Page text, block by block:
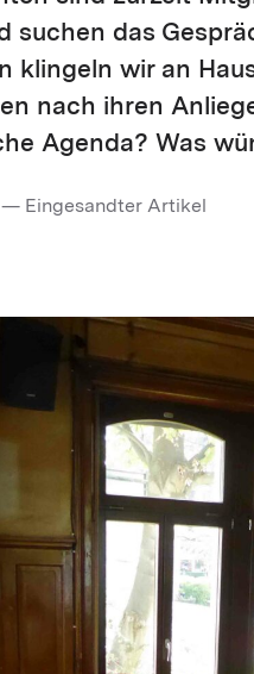
suchen das
klingeln wir an
nach ihren
Agenda? Was
— Eingesandter Artikel